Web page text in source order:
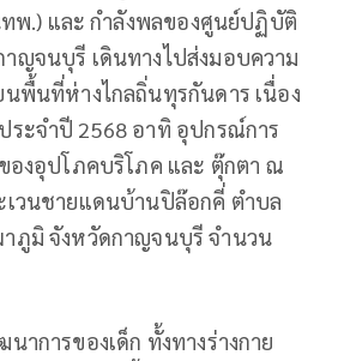
พ.) และ กำลังพลของศูนย์ปฏิบัติ
าญจนบุรี เดินทางไปส่งมอบความ
นพื้นที่ห่างไกลถิ่นทุรกันดาร เนื่อง
ระจำปี 2568 อาทิ อุปกรณ์การ
องอุปโภคบริโภค และ ตุ๊กตา ณ
เวนชายแดนบ้านปิล๊อกคี่ ตำบล
ภูมิ จังหวัดกาญจนบุรี จำนวน
าการของเด็ก ทั้งทางร่างกาย